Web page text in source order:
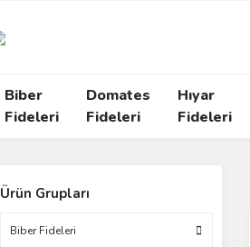
Biber
Fideleri
Domates
Fideleri
Hıyar
Fideleri
Ürün Grupları
Biber Fideleri